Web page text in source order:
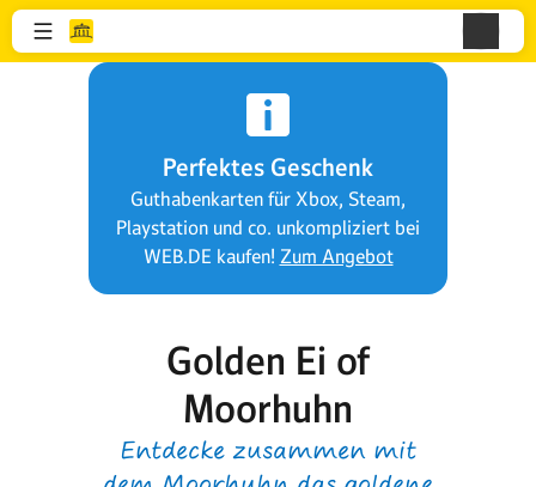
Perfektes Geschenk
Guthabenkarten für Xbox, Steam,
Playstation und co. unkompliziert bei
WEB.DE kaufen! Zum Angebot
My Little Farmies
Farmsimulation trifft
Mittelalter-Charme - baue
jetzt dein Dorf